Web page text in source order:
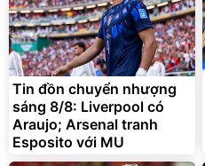
Tin đồn chuyển nhượng
sáng 8/8: Liverpool có
Araujo; Arsenal tranh
Esposito với MU